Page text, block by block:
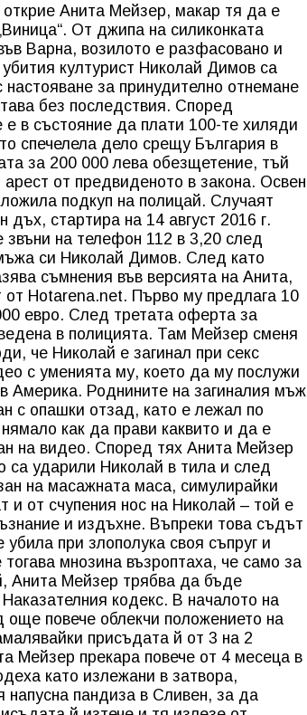
Анита Мейзер, макар тя да е
От джипа на силиконката
Варна, возилото е разфасовано и
културист Николай Димов са
за принудително отнемане
без последствия. Според
в състояние да плати 100-те хиляди
спечелела дело срещу България в
за 200 000 лева обезщетение, тъй
от предвиденото в закона. Освен
подкуп на полицай. Случаят
дъх, стартира на 14 август 2016 г.
на телефон 112 в 3,20 след
си Николай Димов. След като
съмнения във версията на Анита,
от Hotarena.net. Първо му предлага 10
евро. След третата оферта за
в полицията. Там Мейзер сменя
че Николай е загинал при секс
с уменията му, което да му послужи
Америка. Роднините на загиналия мъж
с опашки отзад, като е лежал по
как да прави каквито и да е
на видео. Според тях Анита Мейзер
са ударили Николай в тила и след
на масажната маса, симулирайки
и от счупения нос на Николай – той е
и издъхне. Въпреки това съдът
при злополука своя съпруг и
мнозина възроптаха, че само за
Анита Мейзер трябва да бъде
кодекс. В началото на
повече облекчи положението на
присъдата й от 3 на 2
Мейзер прекара повече от 4 месеца в
като излежани в затвора,
пандиза в Сливен, за да